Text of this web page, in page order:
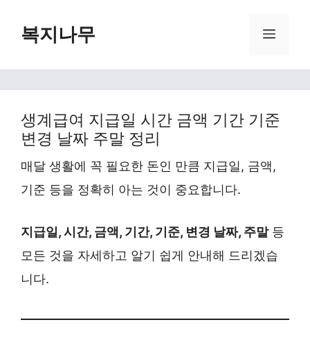
복지나무 Menu
생계급여 지급일 시간 금액 기간 기준
변경 날짜 주말 정리
매달 생활에 꼭 필요한 돈인 만큼 지급일, 금액,
기준 등을 정확히 아는 것이 중요합니다.
지급일, 시간, 금액, 기간, 기준, 변경 날짜, 주말등
모든 것을 자세하고 알기 쉽게 안내해 드리겠습
니다.